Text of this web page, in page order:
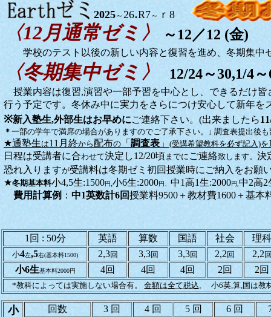
〈12月通常ゼミ〉 ～12／12 (金)
学校のテスト以後の新しい内容と復習を進め、冬期集中
〈冬期集中ゼミ〉 12/24～30,1/4
授業内容は復習,演習や一部予習を中心とし、できるだけ皆
行う予定です。冬休み中に実力をさらにつけ安心して新年を
※新入塾生,外部生はお早めにご連絡下さい。(出来ましたら
＊ 一部の学年で満席の場合がありますのでご了承下さい。↓ 調査表提出後
★通塾生は11月終から配布の 「 調査表 」 (受講希望教科を必ず記入)を
日程は受講者に合わせて決定し12/20頃までに ご連絡致します。 決
恐れ入りますが受講料は冬期ゼミ初回授業時にご納入をお願
★冬期基本料小4,5生:1500円,小6生:2000円、 中1高1生:2000円, 中2高2
費用計算例 ： 中1英数計6回授業料9500＋教材費1600＋基本
小
回数 3 回 4 回 5 回 6 回
1回 : 50分 英語 算数 国語 社会 理科
小4左,5右(基本料1500) 2,3回 3,3回 3,3回 2,2 回 2,2
小6生基本料2000円 4回 4回 4回 2回 2回
*教科によっては実施しない場合有。 金額は全て税込 小6英,算,国は教
2025～26.R7～ ｒ8